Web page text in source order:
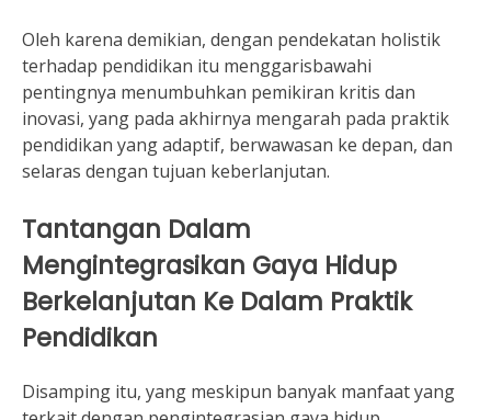
Oleh karena demikian, dengan pendekatan holistik
terhadap pendidikan itu menggarisbawahi
pentingnya menumbuhkan pemikiran kritis dan
inovasi, yang pada akhirnya mengarah pada praktik
pendidikan yang adaptif, berwawasan ke depan, dan
selaras dengan tujuan keberlanjutan.
Tantangan Dalam
Mengintegrasikan Gaya Hidup
Berkelanjutan Ke Dalam Praktik
Pendidikan
Disamping itu, yang meskipun banyak manfaat yang